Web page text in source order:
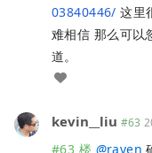
03840446/ 这里
难相信 那么可以
道。
kevin__liu #63
#63 楼 @raven